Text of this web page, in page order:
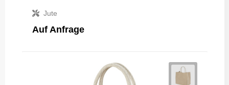
Jute
Auf Anfrage